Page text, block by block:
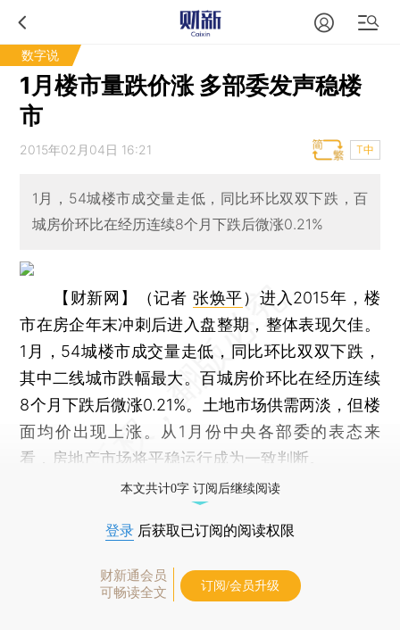
数字说
1月楼市量跌价涨 多部委发声稳楼
市
2015年02月04日 16:21 T中
1月，54城楼市成交量走低，同比环比双双下跌，百
城房价环比在经历连续8个月下跌后微涨0.21%
【财新网】（记者 张焕平） 进入2015年，楼
市在房企年末冲刺后进入盘整期，整体表现欠佳。
1月，54城楼市成交量走低，同比环比双双下跌，
其中二线城市跌幅最大。百城房价环比在经历连续
8个月下跌后微涨0.21%。土地市场供需两淡，但楼
面均价出现上涨。从1月份中央各部委的表态来
看，房地产市场将平稳运行成为一致判断。
本文共计0字 订阅后继续阅读
登录 后获取已订阅的阅读权限
财新通会员
可畅读全文
订阅/会员升级